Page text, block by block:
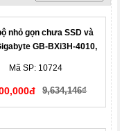
nhỏ gọn chưa SSD và
GB-BXi3H-4010,
Mã SP: 10724
9,634,146₫